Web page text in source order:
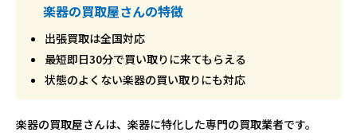
楽器の買取屋さんの特徴
出張買取は全国対応
最短即日30分で買い取りに来てもらえる
状態のよくない楽器の買い取りにも対応
楽器の買取屋さんは、楽器に特化した専門の買取業者です。